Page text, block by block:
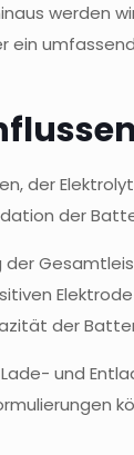
werden
ein
der
der
der
und